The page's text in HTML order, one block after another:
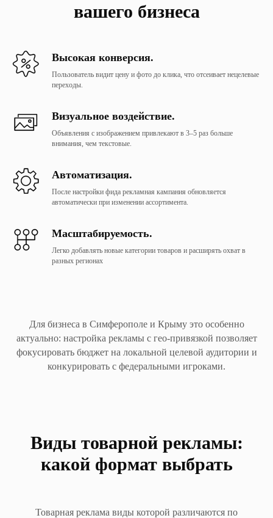
вашего бизнеса
Высокая конверсия.
Пользователь видит цену и фото до клика, что отсеивает нецелевые
переходы.
Визуальное воздействие.
Объявления с изображением привлекают в 3–5 раз больше
внимания, чем текстовые.
Автоматизация.
После настройки фида рекламная кампания обновляется
автоматически при изменении ассортимента.
Масштабируемость.
Легко добавлять новые категории товаров и расширять охват в
разных регионах
Для бизнеса в Симферополе и Крыму это особенно
актуально: настройка рекламы с гео-привязкой позволяет
фокусировать бюджет на локальной целевой аудитории и
конкурировать с федеральными игроками.
Виды товарной рекламы:
какой формат выбрать
Товарная реклама виды которой различаются по